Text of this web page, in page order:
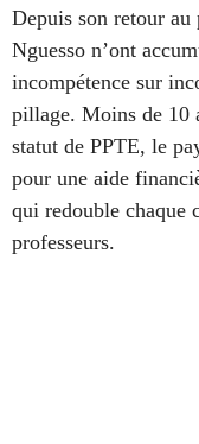
Depuis son retour au
Nguesso n’ont
incompétence sur
pillage. Moins de 10
statut de PPTE, le
pour une aide
qui redouble chaque
professeurs.